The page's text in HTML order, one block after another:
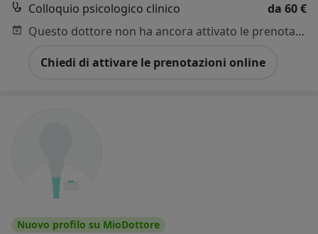
Colloquio psicologico clinico
da 60 €
Questo dottore non ha ancora attivato le prenotazioni online presso questo indirizzo.
Chiedi di attivare le prenotazioni online
Nuovo profilo su MioDottore